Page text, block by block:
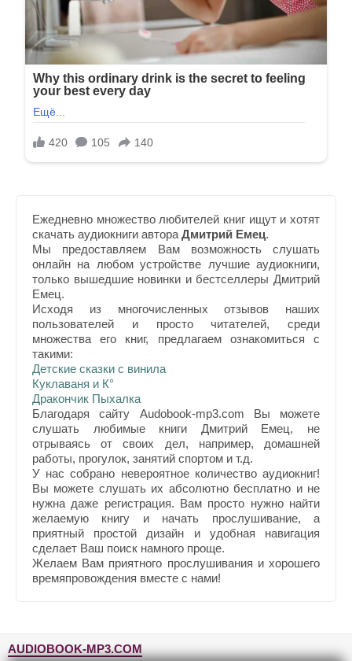
Ежедневно множество любителей книг ищут и хотят
скачать аудиокниги автора Дмитрий Емец.
Мы предоставляем Вам возможность слушать
онлайн на любом устройстве лучшие аудиокниги,
только вышедшие новинки и бестселлеры Дмитрий
Емец.
Исходя из многочисленных отзывов наших
пользователей и просто читателей, среди
множества его книг, предлагаем ознакомиться с
такими:
Детские сказки с винила
Куклаваня и К°
Дракончик Пыхалка
Благодаря сайту Audobook-mp3.com Вы можете
слушать любимые книги Дмитрий Емец, не
отрываясь от своих дел, например, домашней
работы, прогулок, занятий спортом и т.д.
У нас собрано невероятное количество аудиокниг!
Вы можете слушать их абсолютно бесплатно и не
нужна даже регистрация. Вам просто нужно найти
желаемую книгу и начать прослушивание, а
приятный простой дизайн и удобная навигация
сделает Ваш поиск намного проще.
Желаем Вам приятного прослушивания и хорошего
времяпровождения вместе с нами!
AUDIOBOOK-MP3.COM